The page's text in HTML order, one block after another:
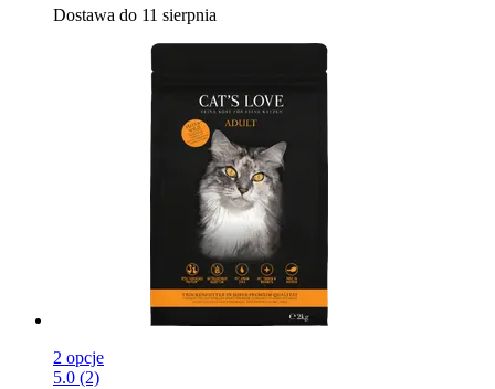
Dostawa do 11 sierpnia
2 opcje
5.0 (2)